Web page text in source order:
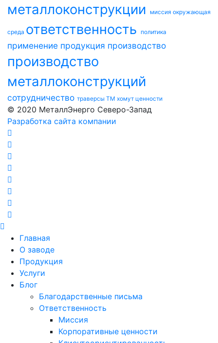
металлоконструкции миссия окружающая
среда ответственность политика
применение продукция производство
производство
металлоконструкций
сотрудничество траверсы ТМ хомут ценности
© 2020 МеталлЭнерго Северо-Запад
Разработка сайта компании
Главная
О заводе
Продукция
Услуги
Блог
Благодарственные письма
Ответственность
Миссия
Корпоративные ценности